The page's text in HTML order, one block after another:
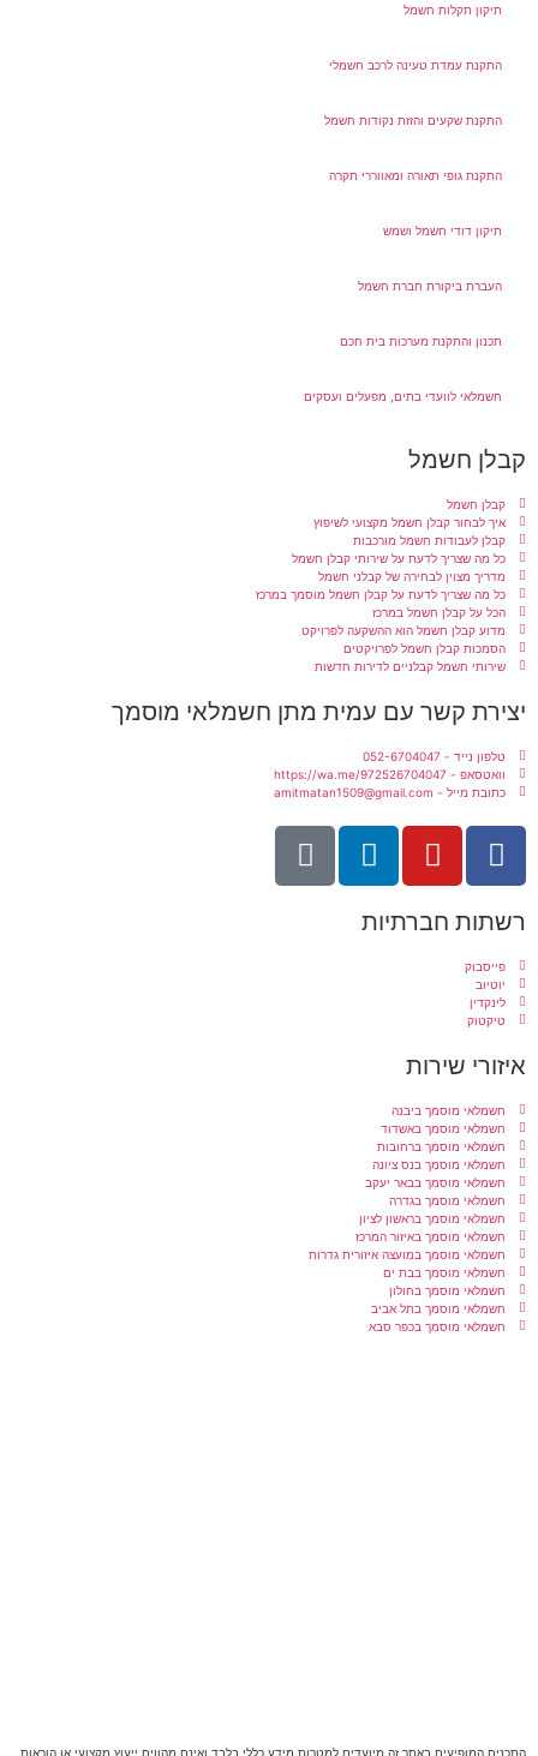
תיקון תקלות חשמל
התקנת עמדת טעינה לרכב חשמלי
התקנת שקעים והזזת נקודות חשמל
התקנת גופי תאורה ומאווררי תקרה
תיקון דודי חשמל ושמש
העברת ביקורת חברת חשמל
תכנון והתקנת מערכות בית חכם
חשמלאי לוועדי בתים, מפעלים ועסקים
קבלן חשמל
קבלן חשמל
איך לבחור קבלן חשמל מקצועי לשיפוץ
קבלן לעבודות חשמל מורכבות
כל מה שצריך לדעת על שירותי קבלן חשמל
מדריך מצוין לבחירה של קבלני חשמל
כל מה שצריך לדעת על קבלן חשמל מוסמך במרכז
הכל על קבלן חשמל במרכז
מדוע קבלן חשמל הוא ההשקעה לפרויקט
הסמכות קבלן חשמל לפרויקטים
שירותי חשמל קבלניים לדירות חדשות
יצירת קשר עם עמית מתן חשמלאי מוסמך
טלפון נייד - 052-6704047
וואטסאפ - https://wa.me/972526704047
כתובת מייל - amitmatan1509@gmail.com
רשתות חברתיות
פייסבוק
יוטיוב
לינקדין
טיקטוק
איזורי שירות
חשמלאי מוסמך ביבנה
חשמלאי מוסמך באשדוד
חשמלאי מוסמך ברחובות
חשמלאי מוסמך בנס ציונה
חשמלאי מוסמך בבאר יעקב
חשמלאי מוסמך בגדרה
חשמלאי מוסמך בראשון לציון
חשמלאי מוסמך באיזור המרכז
חשמלאי מוסמך במועצה איזורית גדרות
חשמלאי מוסמך בבת ים
חשמלאי מוסמך בחולון
חשמלאי מוסמך בתל אביב
חשמלאי מוסמך בכפר סבא
התכנים המופיעים באתר זה מיועדים למטרות מידע כללי בלבד ואינם מהווים ייעוץ מקצועי או הוראות